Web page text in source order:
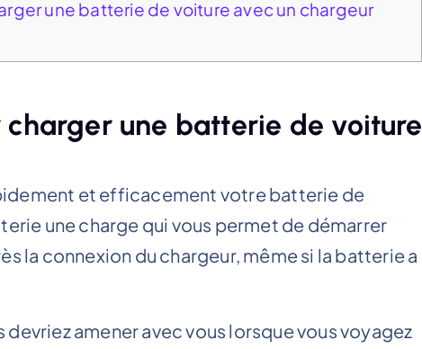
une batterie de voiture avec un chargeur
une batterie de voiture
et efficacement votre batterie de
une charge qui vous permet de démarrer
la connexion du chargeur, même si la batterie a
amener avec vous lorsque vous voyagez